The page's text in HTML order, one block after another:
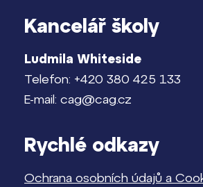
Kancelář školy
Ludmila Whiteside
Telefon: +420 380 425 133
E-mail: cag@cag.cz
Rychlé odkazy
Ochrana osobních údajů a